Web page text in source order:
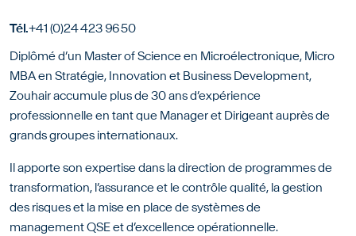
Tél.+41 (0)24 423 96 50
Diplômé d’un Master of Science en Microélectronique, Micro
MBA en Stratégie, Innovation et Business Development,
Zouhair accumule plus de 30 ans d’expérience
professionnelle en tant que Manager et Dirigeant auprès de
grands groupes internationaux.
Il apporte son expertise dans la direction de programmes de
transformation, l’assurance et le contrôle qualité, la gestion
des risques et la mise en place de systèmes de
management QSE et d’excellence opérationnelle.